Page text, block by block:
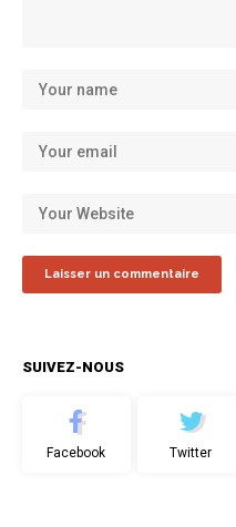
SUIVEZ-NOUS
Facebook Twitter